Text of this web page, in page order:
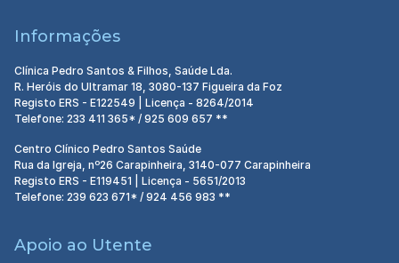
Informações
Clínica Pedro Santos & Filhos, Saúde Lda.
R. Heróis do Ultramar 18, 3080-137 Figueira da Foz
Registo ERS - E122549 | Licença - 8264/2014
Telefone: 233 411 365* / 925 609 657 **
Centro Clínico Pedro Santos Saúde
Rua da Igreja, nº26 Carapinheira, 3140-077 Carapinheira
Registo ERS - E119451 | Licença - 5651/2013
Telefone: 239 623 671* / 924 456 983 **
Apoio ao Utente